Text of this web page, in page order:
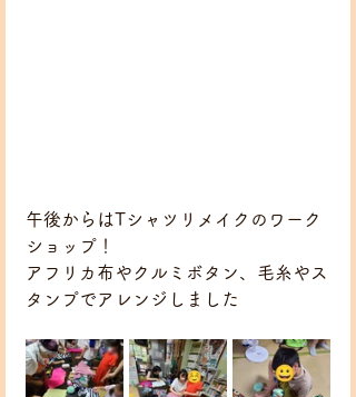
午後からはTシャツリメイクのワーク
ショップ！
アフリカ布やクルミボタン、毛糸やス
タンプでアレンジしました